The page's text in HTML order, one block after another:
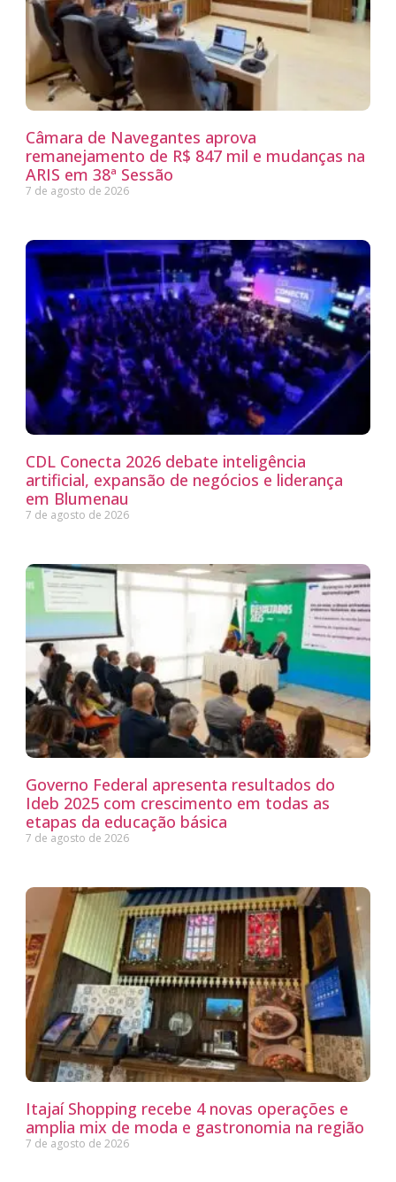
Câmara de Navegantes aprova
remanejamento de R$ 847 mil e mudanças na
ARIS em 38ª Sessão
7 de agosto de 2026
CDL Conecta 2026 debate inteligência
artificial, expansão de negócios e liderança
em Blumenau
7 de agosto de 2026
Governo Federal apresenta resultados do
Ideb 2025 com crescimento em todas as
etapas da educação básica
7 de agosto de 2026
Itajaí Shopping recebe 4 novas operações e
amplia mix de moda e gastronomia na região
7 de agosto de 2026